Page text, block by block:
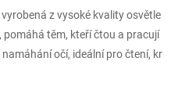
z vysoké kvality osvětle
pomáhá těm, kteří čtou a pracují
očí, ideální pro čtení, kr